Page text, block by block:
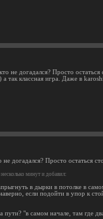
не догадался? Просто
так классная игра. Даже в
догадался? Просто остаться
минут и добавил:
в дырки в потолке в
если подойти в упор к
пути? "в самом начале, там где